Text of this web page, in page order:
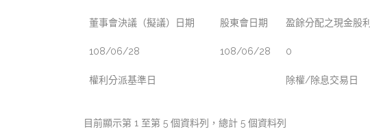
董事會決議（擬議）日期 股東會日期 盈餘分配之現金股利
108/06/28 108/06/28 0
權利分派基準日 除權/除息交易日
目前顯示第 1 至第 5 個資料列，總計 5 個資料列